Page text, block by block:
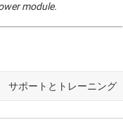
module.